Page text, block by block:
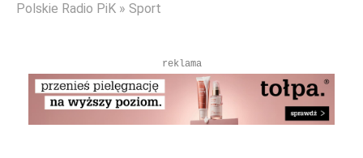
Polskie Radio PiK Sport
reklama